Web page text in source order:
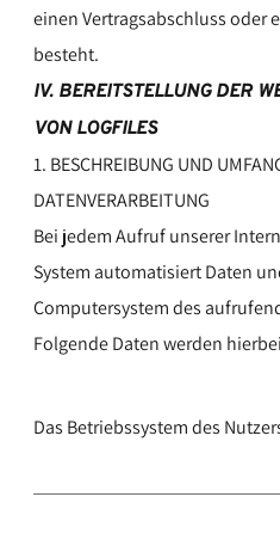
einen Vertragsabschluss oder
besteht.
IV. BEREITSTELLUNG DER
VON LOGFILES
1. BESCHREIBUNG UND
DATENVERARBEITUNG
Bei jedem Aufruf unserer
System automatisiert Daten
Computersystem des
Folgende Daten werden
Das Betriebssystem des